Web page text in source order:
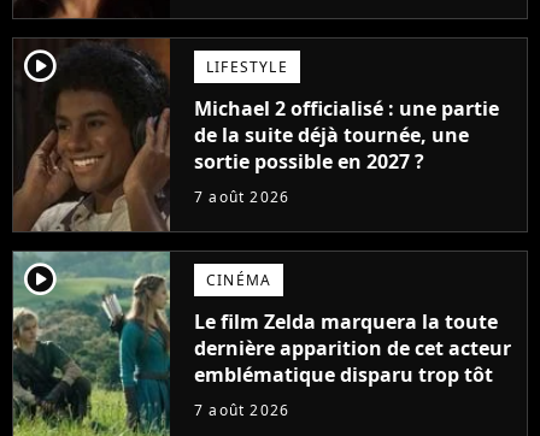
player2 LIFESTYLE
Michael 2 officialisé : une partie
de la suite déjà tournée, une
sortie possible en 2027 ?
7 août 2026
player2 CINÉMA
Le film Zelda marquera la toute
dernière apparition de cet acteur
emblématique disparu trop tôt
7 août 2026